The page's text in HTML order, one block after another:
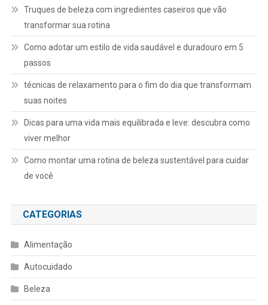
Truques de beleza com ingredientes caseiros que vão
transformar sua rotina
Como adotar um estilo de vida saudável e duradouro em 5
passos
técnicas de relaxamento para o fim do dia que transformam
suas noites
Dicas para uma vida mais equilibrada e leve: descubra como
viver melhor
Como montar uma rotina de beleza sustentável para cuidar
de você
CATEGORIAS
Alimentação
Autocuidado
Beleza